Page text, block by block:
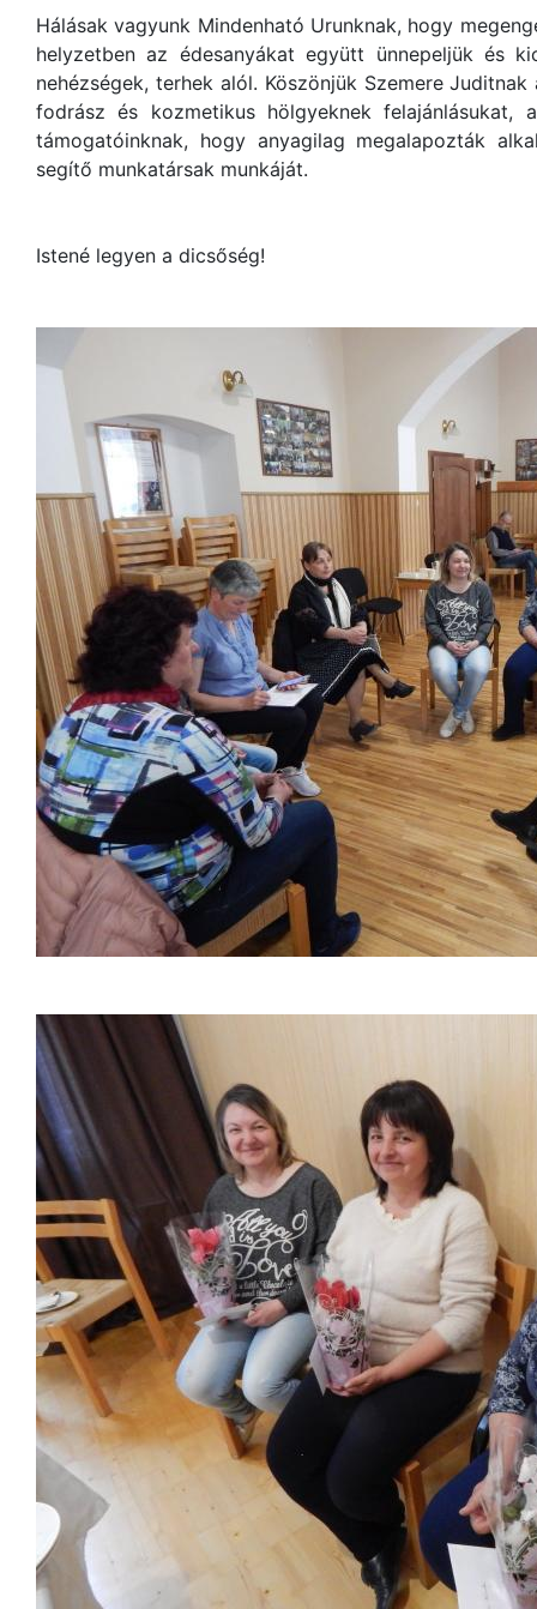
Hálásak vagyunk Mindenható Urunknak, hogy
helyzetben az édesanyákat együtt ünnepeljük és
nehézségek, terhek alól. Köszönjük Szemere
fodrász és kozmetikus hölgyeknek
támogatóinknak, hogy anyagilag megalapozták
segítő munkatársak munkáját.
Istené legyen a dicsőség!